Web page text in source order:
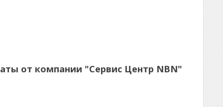
от компании "Сервис Центр NBN"